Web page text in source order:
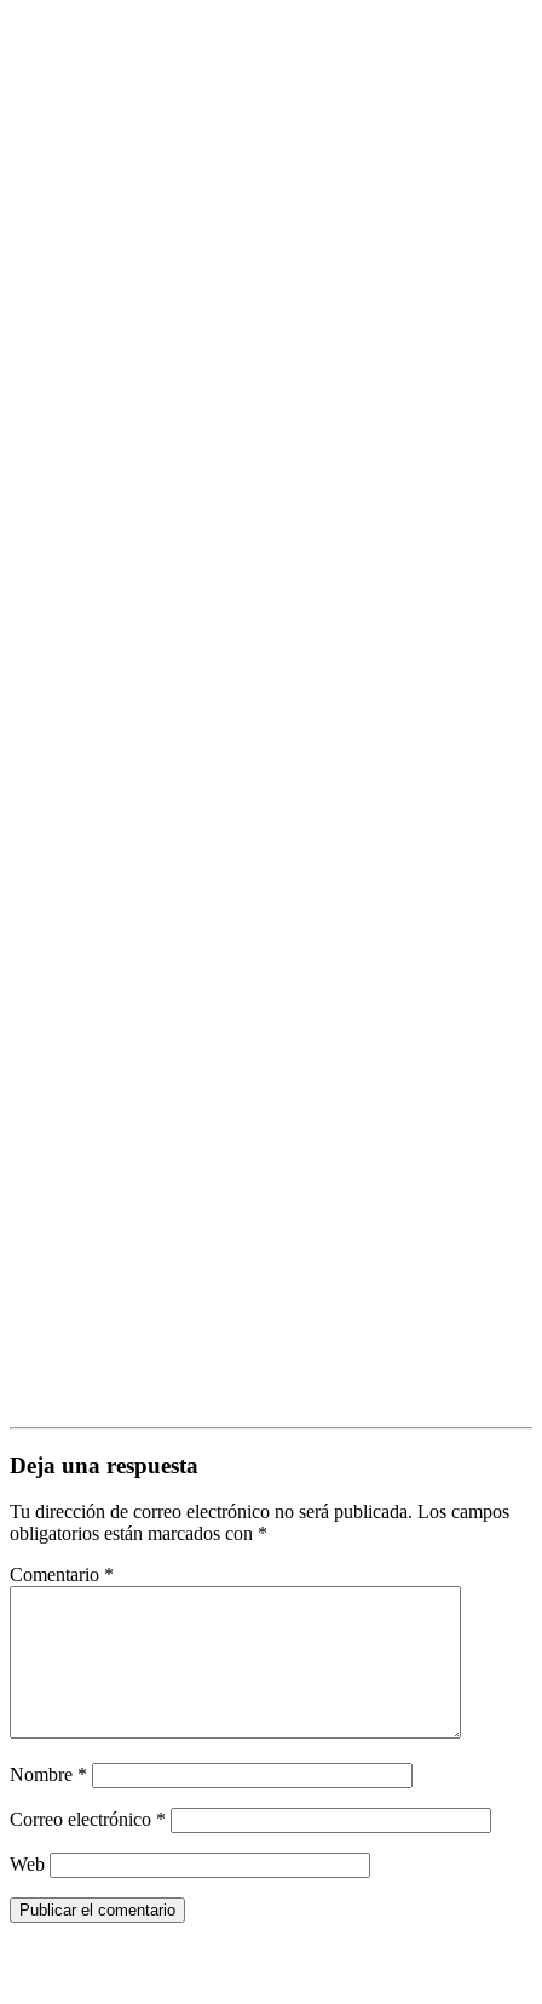
Deja una respuesta
Tu dirección de correo electrónico no será publicada. Los campos
obligatorios están marcados con *
Comentario *
Nombre *
Correo electrónico *
Web